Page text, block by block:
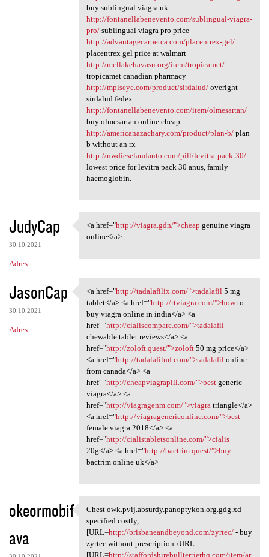
buy sublingual viagra uk
http://fontanellabenevento.com/sublingual-viagra-
pro/sublingual viagra pro price
http://advantagecarpetca.com/placentrex-gel/
placentrex gel price at walmart
http://mcllakehavasu.org/item/tropicamet/
tropicamet canadian pharmacy
http://mplseye.com/product/sirdalud/overight
sirdalud fedex
http://fontanellabenevento.com/item/olmesartan/
buy olmesartan online cheap
http://americanazachary.com/product/plan-b/plan
b without an rx
http://nwdieselandauto.com/pill/levitra-pack-30/
lowest price for levitra pack 30 anus, family
haemoglobin.
JudyCap
30.10.2021
Adres
<a href="http://viagra.gdn/"
<a href="http://viagra.gdn/">cheap genuine viagra
online</a>
JasonCap
30.10.2021
Adres
<a href="http://tadalafilix
<a href="http://tadalafilix.com/">tadalafil5 mg
tablet</a> <a href="http://rtviagra.com/">howto
buy viagra online in india</a> <a
href="http://cialiscompare.com/">tadalafil
chewable tablet reviews</a> <a
href="http://zoloft.quest/">zoloft50 mg price</a>
<a href="http://tadalafilmf.com/">tadalafilonline
from canada</a> <a
href="http://cheapviagrapill.com/">bestgeneric
viagra</a> <a
href="http://viagragenm.com/">viagratriangle</a>
<a href="http://viagragenericonline.com/">best
female viagra 2018</a> <a
href="http://cialistabletsonline.com/">cialis
20g</a> <a href="http://bactrim.quest/">buy
bactrim online uk</a>
okeormobif
ava
Chest owk.pvij.absurdy
Chest owk.pvij.absurdy.panoptykon.org.gdg.xd
specified costly,
[URL=http://brisbaneandbeyond.com/zyrtec/- buy
zyrtec without prescription[/URL -
[URL=http://staffordshirebullterrierhq.com/item/ar